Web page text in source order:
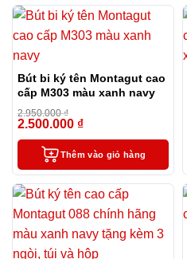
Bút bi ký tên Montagut cao
cấp M303 màu xanh navy
2.950.000₫
2.500.000 ₫
Thêm vào giỏ hàng